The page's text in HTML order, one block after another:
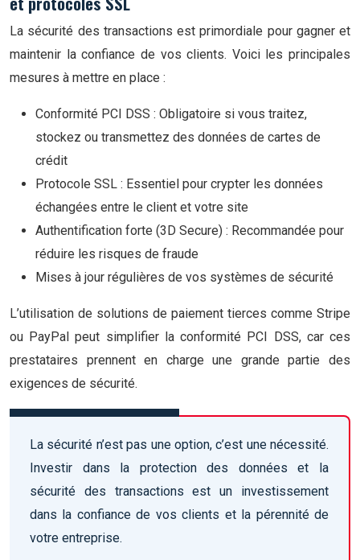
La sécurité des transactions est primordiale pour gagner et
maintenir la confiance de vos clients. Voici les principales
mesures à mettre en place :
Conformité PCI DSS : Obligatoire si vous traitez,
stockez ou transmettez des données de cartes de
crédit
Protocole SSL : Essentiel pour crypter les données
échangées entre le client et votre site
Authentification forte (3D Secure) : Recommandée pour
réduire les risques de fraude
Mises à jour régulières de vos systèmes de sécurité
L’utilisation de solutions de paiement tierces comme Stripe
ou PayPal peut simplifier la conformité PCI DSS, car ces
prestataires prennent en charge une grande partie des
exigences de sécurité.
La sécurité n’est pas une option, c’est une nécessité.
Investir dans la protection des données et la
sécurité des transactions est un investissement
dans la confiance de vos clients et la pérennité de
votre entreprise.